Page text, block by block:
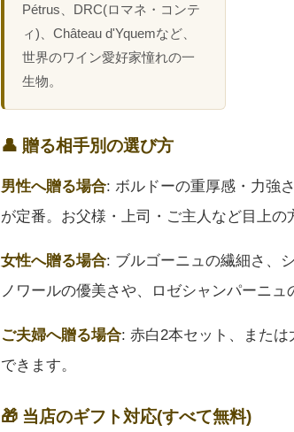
Pétrus、DRC(ロマネ・コンテ
ィ)、Château d'Yquemなど、
世界のワイン愛好家憧れの一
生物。
👤 贈る相手別の選び方
男性へ贈る場合: ボルドーの重厚感・力強
が定番。お父様・上司・ご主人など目上の
女性へ贈る場合: ブルゴーニュの繊細さ、
ノワールの優美さや、ロゼシャンパーニュ
ご夫婦へ贈る場合: 赤白2本セット、また
できます。
🎁 当店のギフト対応(すべて無料)